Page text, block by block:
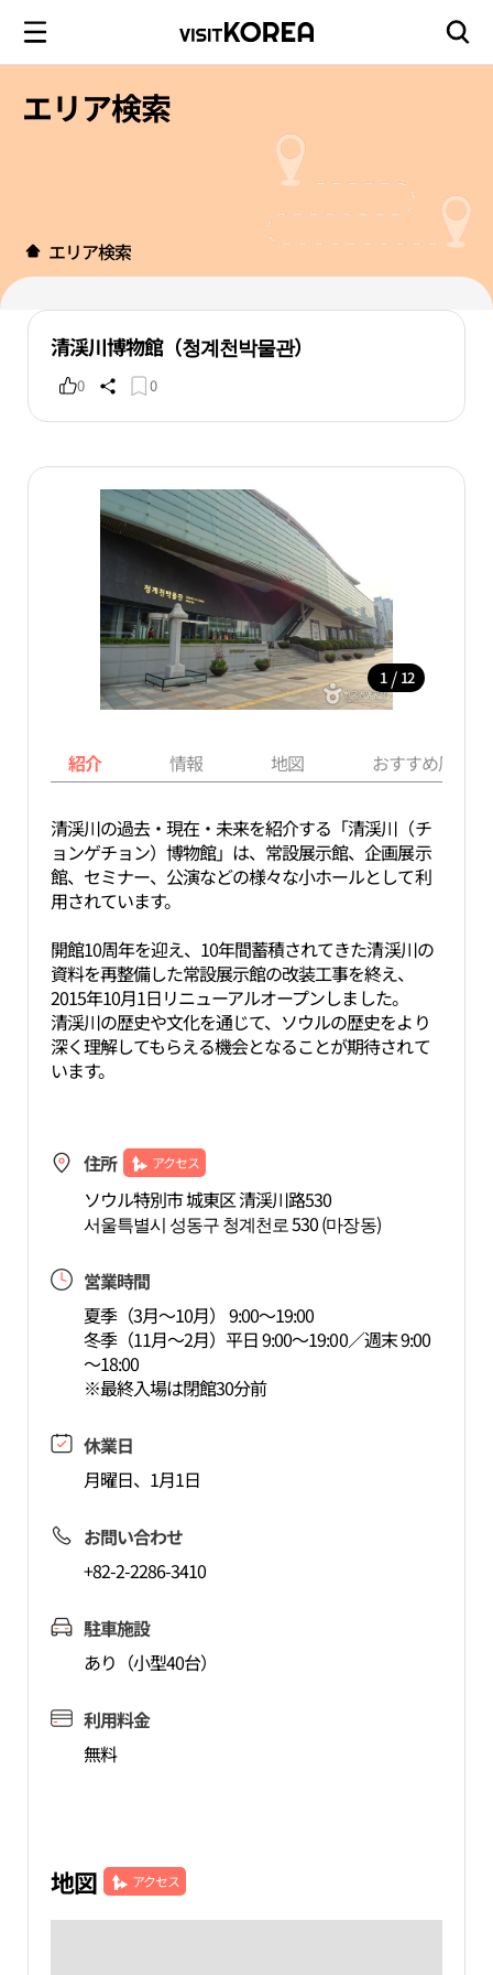
エリア検索
エリア検索
清渓川博物館（청계천박물관）
0 0
1 / 12
紹介 情報 地図 おすすめ周辺
清渓川の過去・現在・未来を紹介する「清渓川（チ
ョンゲチョン）博物館」は、常設展示館、企画展示
館、セミナー、公演などの様々な小ホールとして利
用されています。
開館10周年を迎え、10年間蓄積されてきた清渓川の
資料を再整備した常設展示館の改装工事を終え、
2015年10月1日リニューアルオープンしました。
清渓川の歴史や文化を通じて、ソウルの歴史をより
深く理解してもらえる機会となることが期待されて
います。
住所 アクセス
ソウル特別市 城東区 清渓川路530
서울특별시 성동구 청계천로 530 (마장동)
営業時間
夏季（3月～10月） 9:00～19:00
冬季（11月～2月）平日 9:00～19:00／週末 9:00
～18:00
※最終入場は閉館30分前
休業日
月曜日、1月1日
お問い合わせ
+82-2-2286-3410
駐車施設
あり（小型40台）
利用料金
無料
地図 アクセス